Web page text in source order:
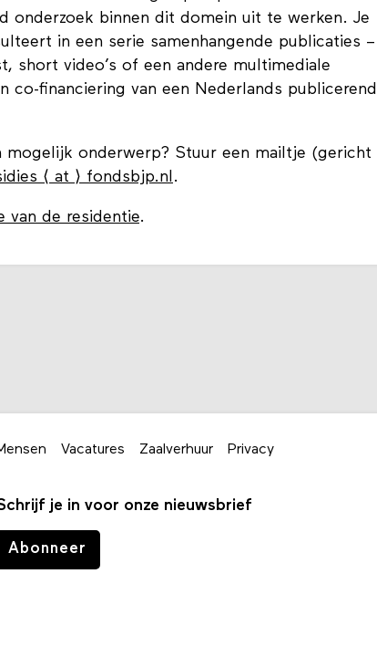
onderzoek binnen dit domein uit te werken. Je
in een serie samenhangende publicaties –
short video’s of een andere multimediale
co-financiering van een Nederlands publicerend
mogelijk onderwerp? Stuur een mailtje (gericht
⟨ at ⟩ fondsbjp.nl
van de residentie
Vacatures Zaalverhuur Privacy
je in voor onze nieuwsbrief
Abonneer